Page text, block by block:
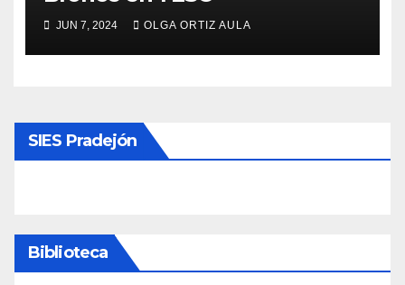
JUN 7, 2024 OLGA ORTIZ AULA
SIES Pradejón
Biblioteca